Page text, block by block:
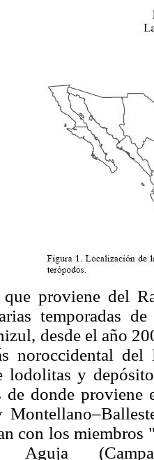
proviene del
temporadas
desde el año
noroccidental
lodolitas y
de donde
con los
Aguja